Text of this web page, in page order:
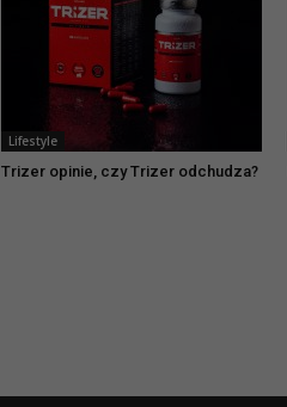
Lifestyle
Trizer opinie, czy Trizer odchudza?